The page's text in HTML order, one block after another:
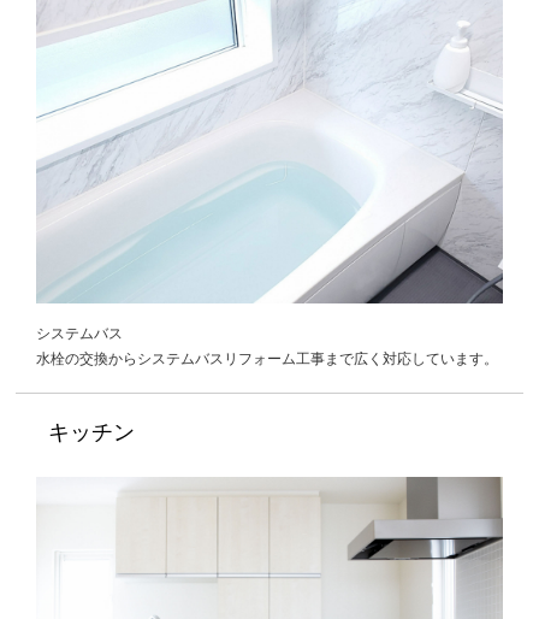
システムバス
水栓の交換からシステムバスリフォーム工事まで広く対応しています。
キッチン